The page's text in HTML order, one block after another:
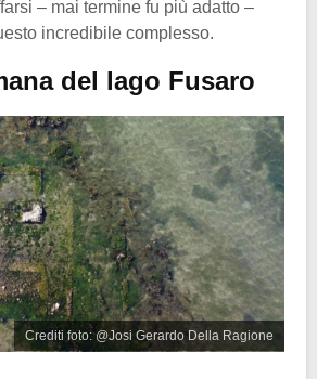
– mai termine fu più adatto –
incredibile complesso.
del lago Fusaro
Crediti foto: @Josi Gerardo Della Ragione